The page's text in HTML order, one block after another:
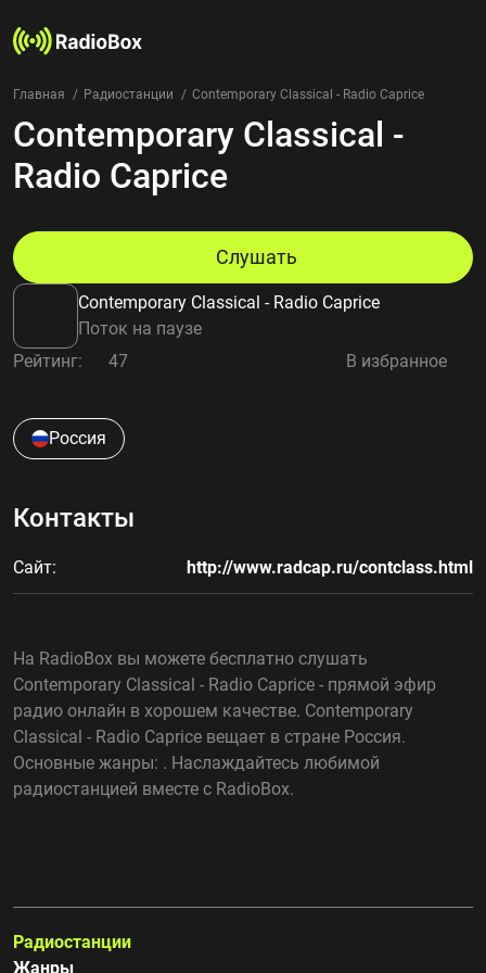
Радиостанции
Жанры
Страны
Избранное
Добавить радиостанцию
Контакты
Главная Радиостанции Contemporary Classical - Radio Caprice
Contemporary Classical -
Radio Caprice
Contemporary Classical - Radio Caprice
Поток на паузе
Слушать
Рейтинг: 47 В избранное
Россия
Контакты
Сайт: http://www.radcap.ru/contclass.html
На RadioBox вы можете бесплатно слушать
Contemporary Classical - Radio Caprice - прямой эфир
радио онлайн в хорошем качестве. Contemporary
Classical - Radio Caprice вещает в стране Россия.
Основные жанры: . Наслаждайтесь любимой
радиостанцией вместе с RadioBox.
Радиостанции
Жанры